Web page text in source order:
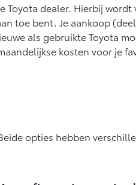
dealer. Hierbij
toe bent. Je aankoop
als gebruikte Toyota
kosten voor je
opties hebben